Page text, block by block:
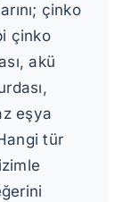
çinko
çinko
akü
eşya
tür